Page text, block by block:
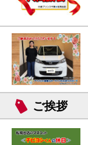
ご挨拶